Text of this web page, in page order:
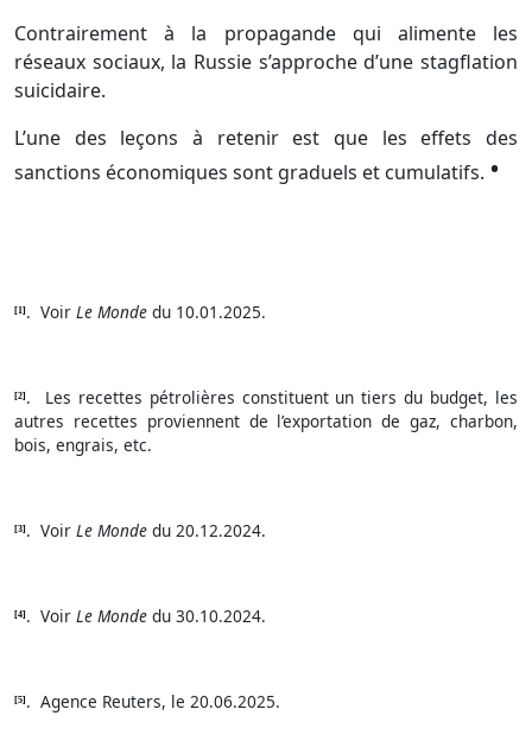
Contrairement à la propagande qui alimente les
réseaux sociaux, la Russie s’approche d’une stagflation
suicidaire.
L’une des leçons à retenir est que les effets des
sanctions économiques sont graduels et cumulatifs. •
[1] . Voir Le Monde du 10.01.2025.
[2] .
Les recettes pétrolières constituent un tiers du budget, les
autres recettes proviennent de l’exportation de gaz, charbon,
bois, engrais, etc.
[3] . Voir Le Monde du 20.12.2024.
[4] . Voir Le Monde du 30.10.2024.
[5] . Agence Reuters, le 20.06.2025.